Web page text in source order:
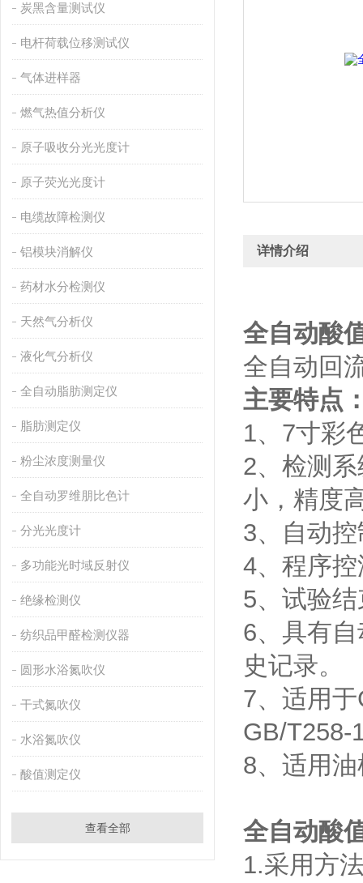
炭黑含量测试仪
电杆荷载位移测试仪
气体进样器
燃气热值分析仪
原子吸收分光光度计
原子荧光光度计
电缆故障检测仪
铝模块消解仪
药材水分检测仪
天然气分析仪
液化气分析仪
全自动脂肪测定仪
脂肪测定仪
粉尘浓度测量仪
全自动罗维朋比色计
分光光度计
多功能光时域反射仪
绝缘检测仪
纺织品甲醛检测仪器
圆形水浴氮吹仪
干式氮吹仪
水浴氮吹仪
酸值测定仪
查看全部
详情介绍
全自动酸
全自动回
主要特点
1、7寸彩
2、检测
小，精度
3、自动
4、程序
5、试验
6、具有
史记录。
7、适用
GB/T258-
8、适用
全自动酸
1.采用方